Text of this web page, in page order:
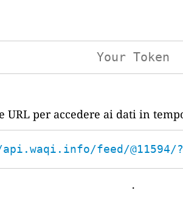
per accedere ai dati in
feed/@11594/
.